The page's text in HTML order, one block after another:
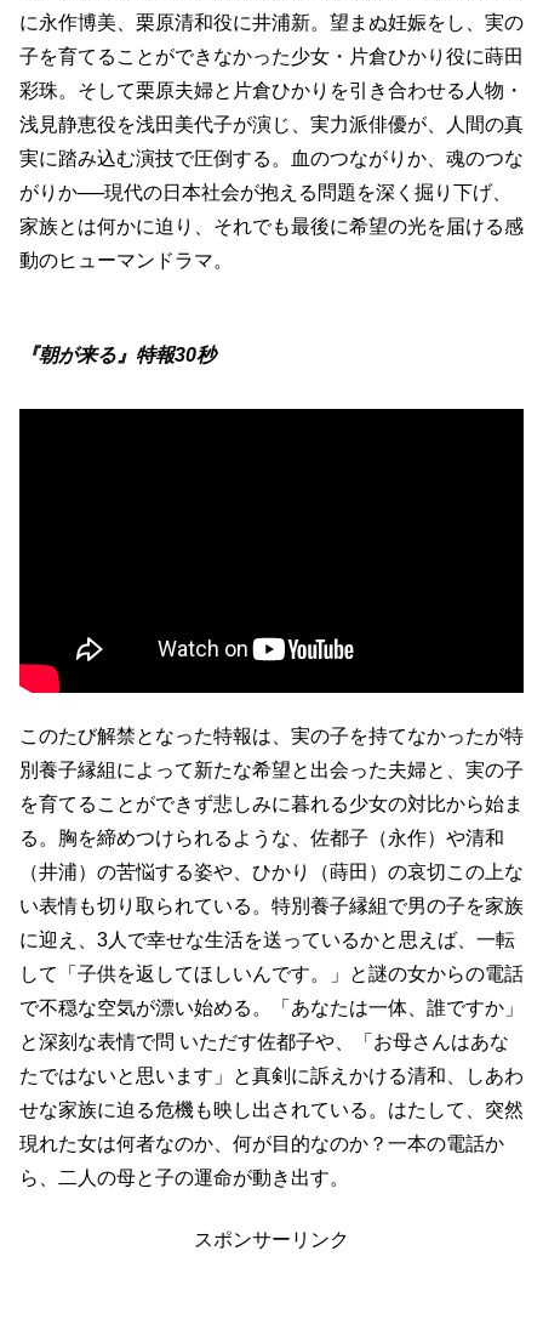
に永作博美、栗原清和役に井浦新。望まぬ妊娠をし、実の
子を育てることができなかった少女・片倉ひかり役に蒔田
彩珠。そして栗原夫婦と片倉ひかりを引き合わせる人物・
浅見静恵役を浅田美代子が演じ、実力派俳優が、人間の真
実に踏み込む演技で圧倒する。血のつながりか、魂のつな
がりか──現代の日本社会が抱える問題を深く掘り下げ、
家族とは何かに迫り、それでも最後に希望の光を届ける感
動のヒューマンドラマ。
『朝が来る』特報30秒
このたび解禁となった特報は、実の子を持てなかったが特
別養子縁組によって新たな希望と出会った夫婦と、実の子
を育てることができず悲しみに暮れる少女の対比から始ま
る。胸を締めつけられるような、佐都子（永作）や清和
（井浦）の苦悩する姿や、ひかり（蒔田）の哀切この上な
い表情も切り取られている。特別養子縁組で男の子を家族
に迎え、3人で幸せな生活を送っているかと思えば、一転
して「子供を返してほしいんです。」と謎の女からの電話
で不穏な空気が漂い始める。「あなたは一体、誰ですか」
と深刻な表情で問 いただす佐都子や、「お母さんはあな
たではないと思います」と真剣に訴えかける清和、しあわ
せな家族に迫る危機も映し出されている。はたして、突然
現れた女は何者なのか、何が目的なのか？一本の電話か
ら、二人の母と子の運命が動き出す。
スポンサーリンク